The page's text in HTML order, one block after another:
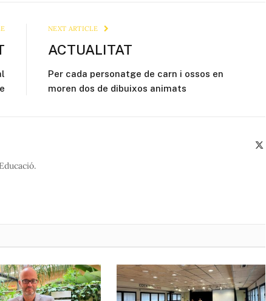
NEXT ARTICLE
ACTUALITAT
Per cada personatge de carn i ossos en
moren dos de dibuixos animats